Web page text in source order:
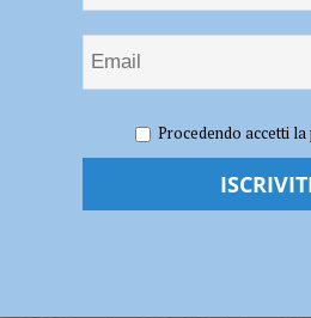
“Il sistema non regge più? De Pascale
Sanità, Tagliaferri (FdI):
Procedendo accetti